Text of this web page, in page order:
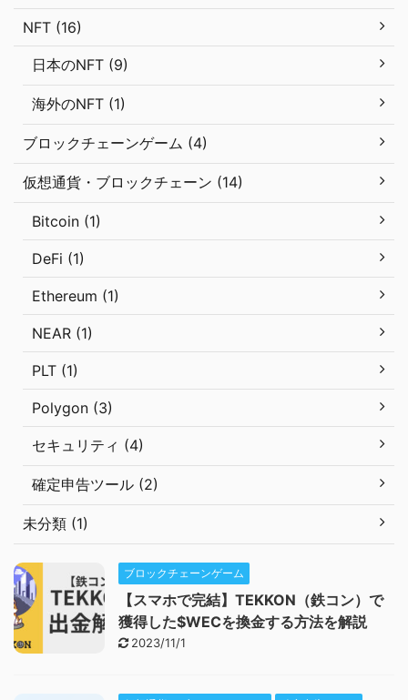
NFT (16)
日本のNFT (9)
海外のNFT (1)
ブロックチェーンゲーム (4)
仮想通貨・ブロックチェーン (14)
Bitcoin (1)
DeFi (1)
Ethereum (1)
NEAR (1)
PLT (1)
Polygon (3)
セキュリティ (4)
確定申告ツール (2)
未分類 (1)
ブロックチェーンゲーム
【スマホで完結】TEKKON（鉄コン）で
獲得した$WECを換金する方法を解説
2023/11/1